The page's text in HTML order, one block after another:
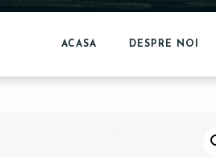
ACASA DESPRE NOI